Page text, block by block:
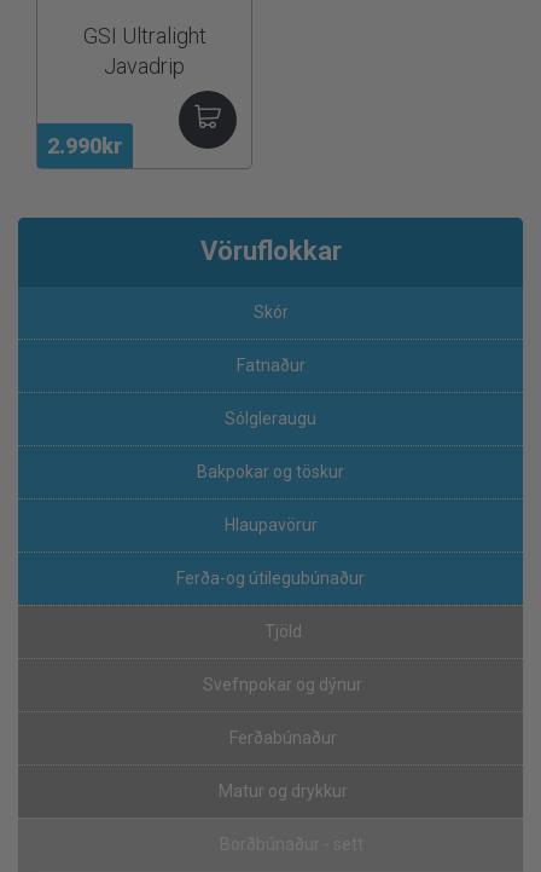
2.990kr
GSI Ultralight
Javadrip
Vöruflokkar
Skór
Fatnaður
Sólgleraugu
Bakpokar og töskur
Hlaupavörur
Ferða-og útilegubúnaður
Tjöld
Svefnpokar og dýnur
Ferðabúnaður
Matur og drykkur